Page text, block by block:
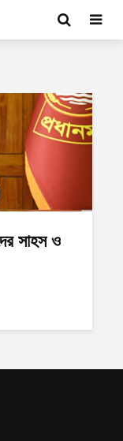
সাহস ও